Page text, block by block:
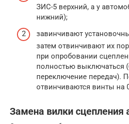
ЗИС-5 верхний, а у
нижний);
завинчивают
затем отвинчивают их
при опробовании
полностью выключаться
переключение передач).
отвинчиваются винты на
Замена вилки сцепления